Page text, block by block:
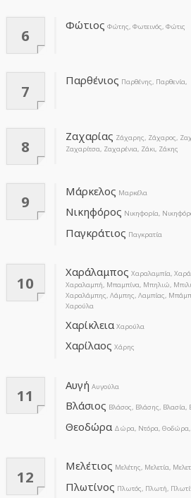
6
Φώτιος Φώτης, Φωτεινός, Φώτις
7
Παρθένιος Παρθένης, Παρθενία,
8
Ζαχαρίας Ζάχαρης, Ζάχαρος,
Ζαχαρίτσα, Ζαχαρένια, Ζάκι, Ζάκης
9
Μάρκελος Μαρκέλα
Νικηφόρος Νικηφορία,
Παγκράτιος Παγκρατία
10
Χαράλαμπος Xαραλαμπία,
Χαραλαμπή, Μπαμπίνα, Μπηλιώ,
Χαραλάμπης, Λάμπης, Λαμπίας,
Χαρούλα
Χαρίκλεια Χαρούλα
Χαρίλαος Χάρης
11
Αυγή Αυγούλα
Βλάσιος Βλάσος, Βλάσης, Βλασία,
Θεοδώρα Δώρα, Ντόρα,
12
Μελέτιος Μελέτης, Μελετία,
Πλωτίνος Πλωτός, Πλωτή,